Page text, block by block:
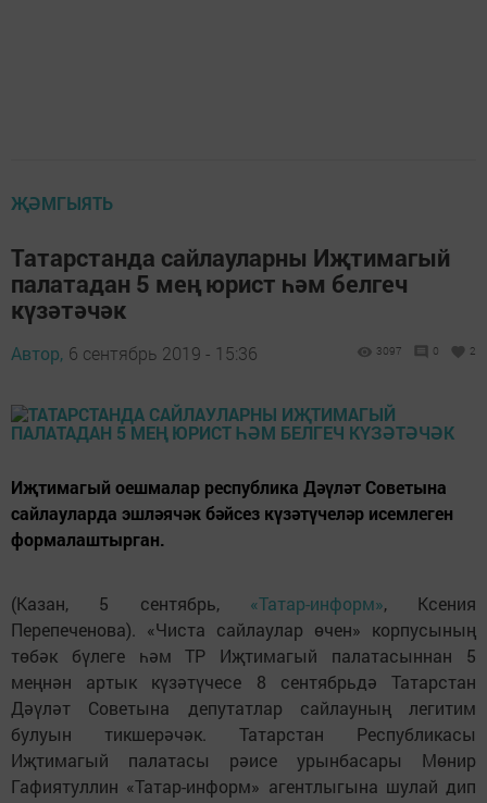
ҖӘМГЫЯТЬ
Татарстанда сайлауларны Иҗтимагый
палатадан 5 мең юрист һәм белгеч
күзәтәчәк
Автор, 6 сентябрь 2019 - 15:36 3097 0 2
Иҗтимагый оешмалар республика Дәүләт Советына
сайлауларда эшләячәк бәйсез күзәтүчеләр исемлеген
формалаштырган.
(Казан, 5 сентябрь, «Татар-информ», Ксения
Перепеченова). «Чиста сайлаулар өчен» корпусының
төбәк бүлеге һәм ТР Иҗтимагый палатасыннан 5
меңнән артык күзәтүчесе 8 сентябрьдә Татарстан
Дәүләт Советына депутатлар сайлауның легитим
булуын тикшерәчәк. Татарстан Республикасы
Иҗтимагый палатасы рәисе урынбасары Мөнир
Гафиятуллин «Татар-информ» агентлыгына шулай дип